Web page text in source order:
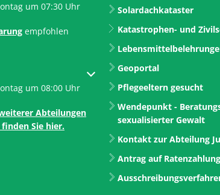
um 07:30 Uhr
empfohlen
Öffnungs- oder Schließzeiten auszublenden
um 08:00 Uhr
Abteilungen
Sie hier.
Solardachkataster
Katastrophen- und
Geoportal
Pflegeeltern gesucht
Wendepunkt -
sexualisierter Gewalt
Kontakt zur Abteilung
Antrag auf Ratenzahlung